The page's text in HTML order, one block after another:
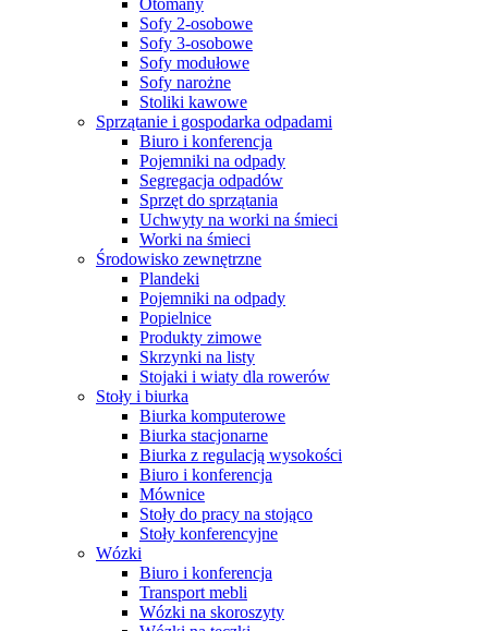
Sofy 2-osobowe
Sofy 3-osobowe
Sofy modułowe
Sofy narożne
Stoliki kawowe
Sprzątanie i gospodarka odpadami
Biuro i konferencja
Pojemniki na odpady
Segregacja odpadów
Sprzęt do sprzątania
Uchwyty na worki na śmieci
Worki na śmieci
Środowisko zewnętrzne
Plandeki
Pojemniki na odpady
Popielnice
Produkty zimowe
Skrzynki na listy
Stojaki i wiaty dla rowerów
Stoły i biurka
Biurka komputerowe
Biurka stacjonarne
Biurka z regulacją wysokości
Biuro i konferencja
Mównice
Stoły do pracy na stojąco
Stoły konferencyjne
Wózki
Biuro i konferencja
Transport mebli
Wózki na skoroszyty